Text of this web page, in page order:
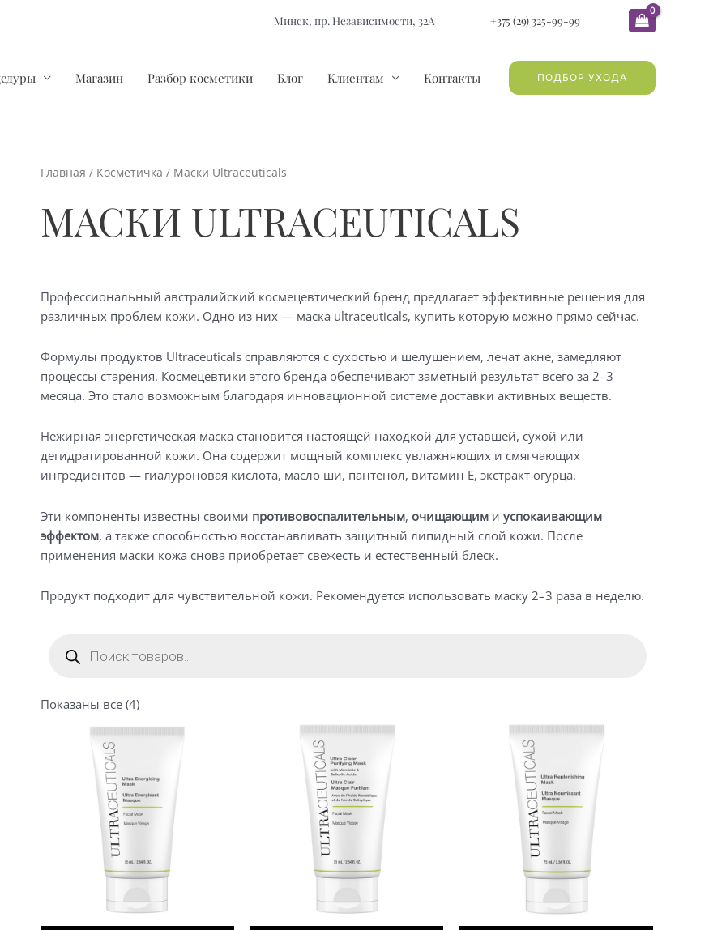
Минск, пр. Независимости, 32А +375 (29) 325-99-99
Магазин Разбор косметики Блог Клиентам Контакты ПОДБОР УХОДА
Главная / Косметичка / Маски Ultraceuticals
МАСКИ ULTRACEUTICALS
Профессиональный австралийский космецевтический бренд предлагает эффективные решения для
различных проблем кожи. Одно из них — маска ultraceuticals, купить которую можно прямо сейчас.
Формулы продуктов Ultraceuticals справляются с сухостью и шелушением, лечат акне, замедляют
процессы старения. Космецевтики этого бренда обеспечивают заметный результат всего за 2–3
месяца. Это стало возможным благодаря инновационной системе доставки активных веществ.
Нежирная энергетическая маска становится настоящей находкой для уставшей, сухой или
дегидратированной кожи. Она содержит мощный комплекс увлажняющих и смягчающих
ингредиентов — гиалуроновая кислота, масло ши, пантенол, витамин Е, экстракт огурца.
Эти компоненты известны своими противовоспалительным, очищающим и успокаивающим
эффектом, а также способностью восстанавливать защитный липидный слой кожи. После
применения маски кожа снова приобретает свежесть и естественный блеск.
Продукт подходит для чувствительной кожи. Рекомендуется использовать маску 2–3 раза в неделю.
товаров
Показаны все (4)Сортировка:
популярности